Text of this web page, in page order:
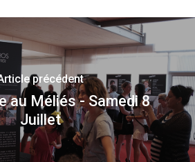
précédent
au Méliés - Samedi 8
Juillet